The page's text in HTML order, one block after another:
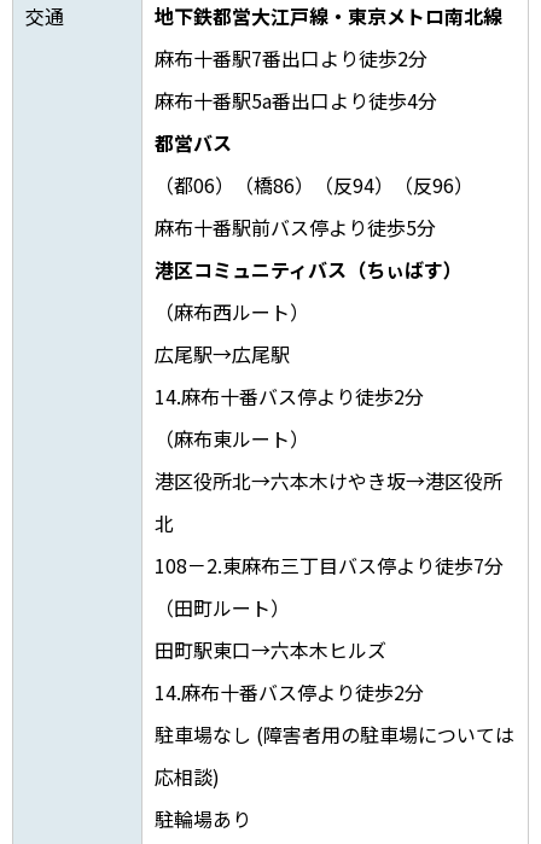
交通
地下鉄都営大江戸線・東京メトロ南北線
麻布十番駅7番出口より徒歩2分
麻布十番駅5a番出口より徒歩4分
都営バス
（都06）（橋86）（反94）（反96）
麻布十番駅前バス停より徒歩5分
港区コミュニティバス（ちぃばす）
（麻布西ルート）
広尾駅→広尾駅
14.麻布十番バス停より徒歩2分
（麻布東ルート）
港区役所北→六本木けやき坂→港区役所
北
108－2.東麻布三丁目バス停より徒歩7分
（田町ルート）
田町駅東口→六本木ヒルズ
14.麻布十番バス停より徒歩2分
駐車場なし (障害者用の駐車場については
応相談)
駐輪場あり